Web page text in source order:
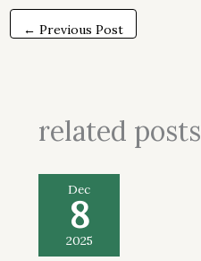
← Previous Post
related posts
Dec
8
2025